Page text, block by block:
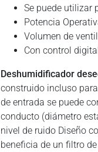
Se puede utilizar
Potencia
Volumen de
Con control
Deshumidificador
construido incluso
de entrada se puede
conducto (diámetro
nivel de ruido Diseño
beneficia de un filtro